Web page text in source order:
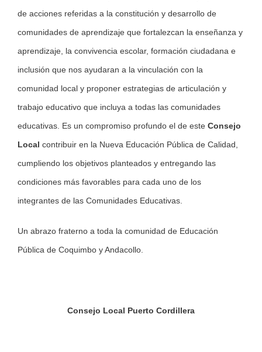
de acciones referidas a la constitución y desarrollo de
comunidades de aprendizaje que fortalezcan la enseñanza y
aprendizaje, la convivencia escolar, formación ciudadana e
inclusión que nos ayudaran a la vinculación con la
comunidad local y proponer estrategias de articulación y
trabajo educativo que incluya a todas las comunidades
educativas. Es un compromiso profundo el de este Consejo
Local contribuir en la Nueva Educación Pública de Calidad,
cumpliendo los objetivos planteados y entregando las
condiciones más favorables para cada uno de los
integrantes de las Comunidades Educativas.
Un abrazo fraterno a toda la comunidad de Educación
Pública de Coquimbo y Andacollo.
Consejo Local Puerto Cordillera